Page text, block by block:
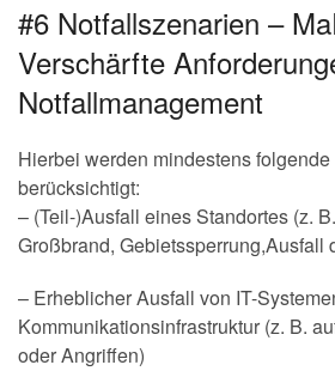
#6 Notfallszenarien –
Verschärfte
Notfallmanagement
Hierbei werden mindestens
berücksichtigt:
– (Teil-)Ausfall eines Standortes (z.
Großbrand, Gebietssperrung,Ausfall
– Erheblicher Ausfall von IT-
Kommunikationsinfrastruktur (z. B.
oder Angriffen)